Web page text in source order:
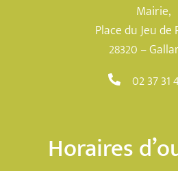
Mairie,
Place du Jeu de
28320 –
02 37 31
Horaires